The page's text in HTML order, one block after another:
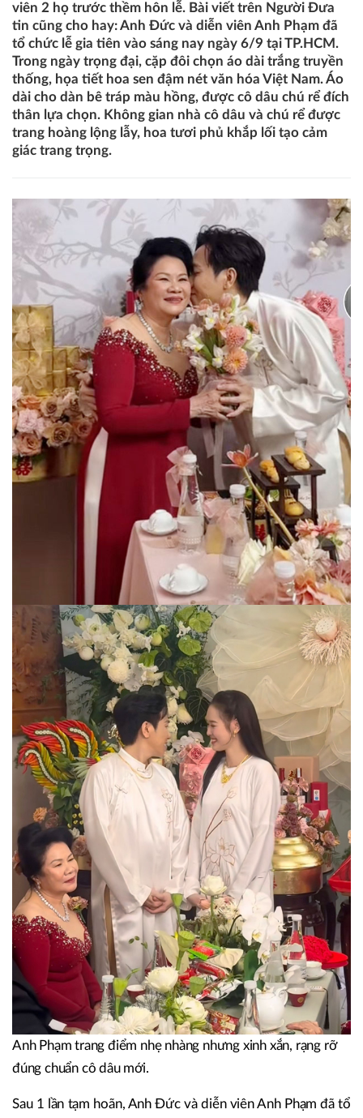
viên 2 họ trước thềm hôn lễ. Bài viết trên Người Đưa
tin cũng cho hay: Anh Đức và diễn viên Anh Phạm đã
tổ chức lễ gia tiên vào sáng nay ngày 6/9 tại TP.HCM.
Trong ngày trọng đại, cặp đôi chọn áo dài trắng truyền
thống, họa tiết hoa sen đậm nét văn hóa Việt Nam. Áo
dài cho dàn bê tráp màu hồng, được cô dâu chú rể đích
thân lựa chọn. Không gian nhà cô dâu và chú rể được
trang hoàng lộng lẫy, hoa tươi phủ khắp lối tạo cảm
giác trang trọng.
Anh Phạm trang điểm nhẹ nhàng nhưng xinh xắn, rạng rỡ
đúng chuẩn cô dâu mới.
Sau 1 lần tạm hoãn, Anh Đức và diễn viên Anh Phạm đã tổ